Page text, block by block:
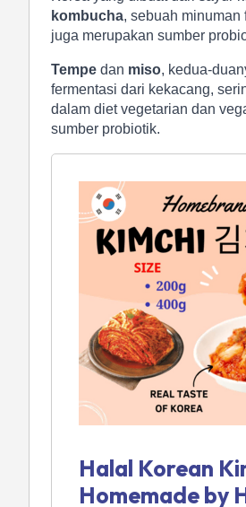
kombucha, sebuah minuman
juga merupakan sumber
Tempe dan miso, kedua-
fermentasi dari kekacang,
dalam diet vegetarian dan
sumber probiotik.
Halal Korean
Homemade by